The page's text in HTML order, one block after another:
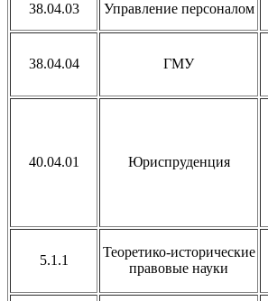
38.04.03 Управление персоналом
38.04.04 ГМУ
40.04.01 Юриспруденция
5.1.1
Теоретико-исторические
правовые науки